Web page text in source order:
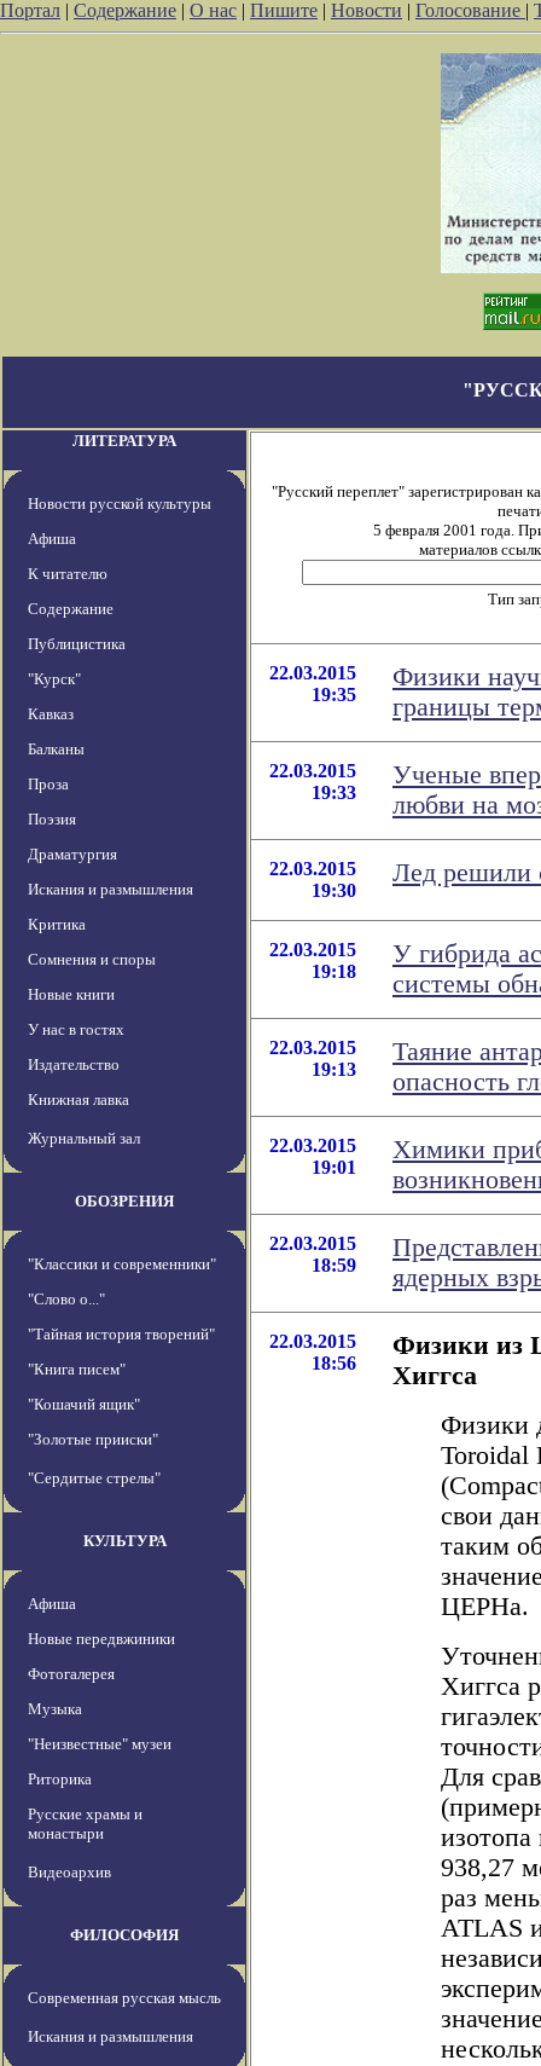
Портал | Содержание | О нас | Пишите | Новости | Голосование |
ЛИТЕРАТУРА
Новости русской культуры
Афиша
К читателю
Содержание
Публицистика
"Курск"
Кавказ
Балканы
Проза
Поэзия
Драматургия
Искания и размышления
Критика
Сомнения и споры
Новые книги
У нас в гостях
Издательство
Книжная лавка
Журнальный зал
ОБОЗРЕНИЯ
"Классики и современники"
"Слово о..."
"Тайная история творений"
"Книга писем"
"Кошачий ящик"
"Золотые прииски"
"Сердитые стрелы"
КУЛЬТУРА
Афиша
Новые передвжиники
Фотогалерея
Музыка
"Неизвестные" музеи
Риторика
Русские храмы и
монастыри
Видеоархив
ФИЛОСОФИЯ
Современная русская мысль
Искания и размышления
"Русский переплет" зарегистрирован
5 февраля 2001 года.
материалов
Тип
22.03.2015
19:35
Физики
границы
22.03.2015
19:33
Ученые
любви на
22.03.2015
19:30
Лед решили
22.03.2015
19:18
У гибрида
системы
22.03.2015
19:13
Таяние
опасность
22.03.2015
19:01
Химики
22.03.2015
18:59
ядерных
22.03.2015
18:56
Физики из
Хиггса
Физики
Toroidal
свои
таким
ЦЕРНа.
Хиггса
Для
изотопа
938,27
раз
ATLAS